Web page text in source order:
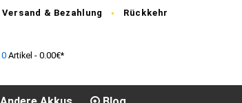
Versand & Bezahlung Rückkehr
0 Artikel - 0.00€*